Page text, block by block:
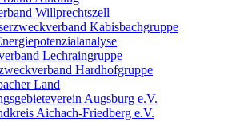
Willprechtszell
Kabisbachgruppe
Lechraingruppe
Hardhofgruppe
Land
Augsburg e.V.
Aichach-Friedberg e.V.